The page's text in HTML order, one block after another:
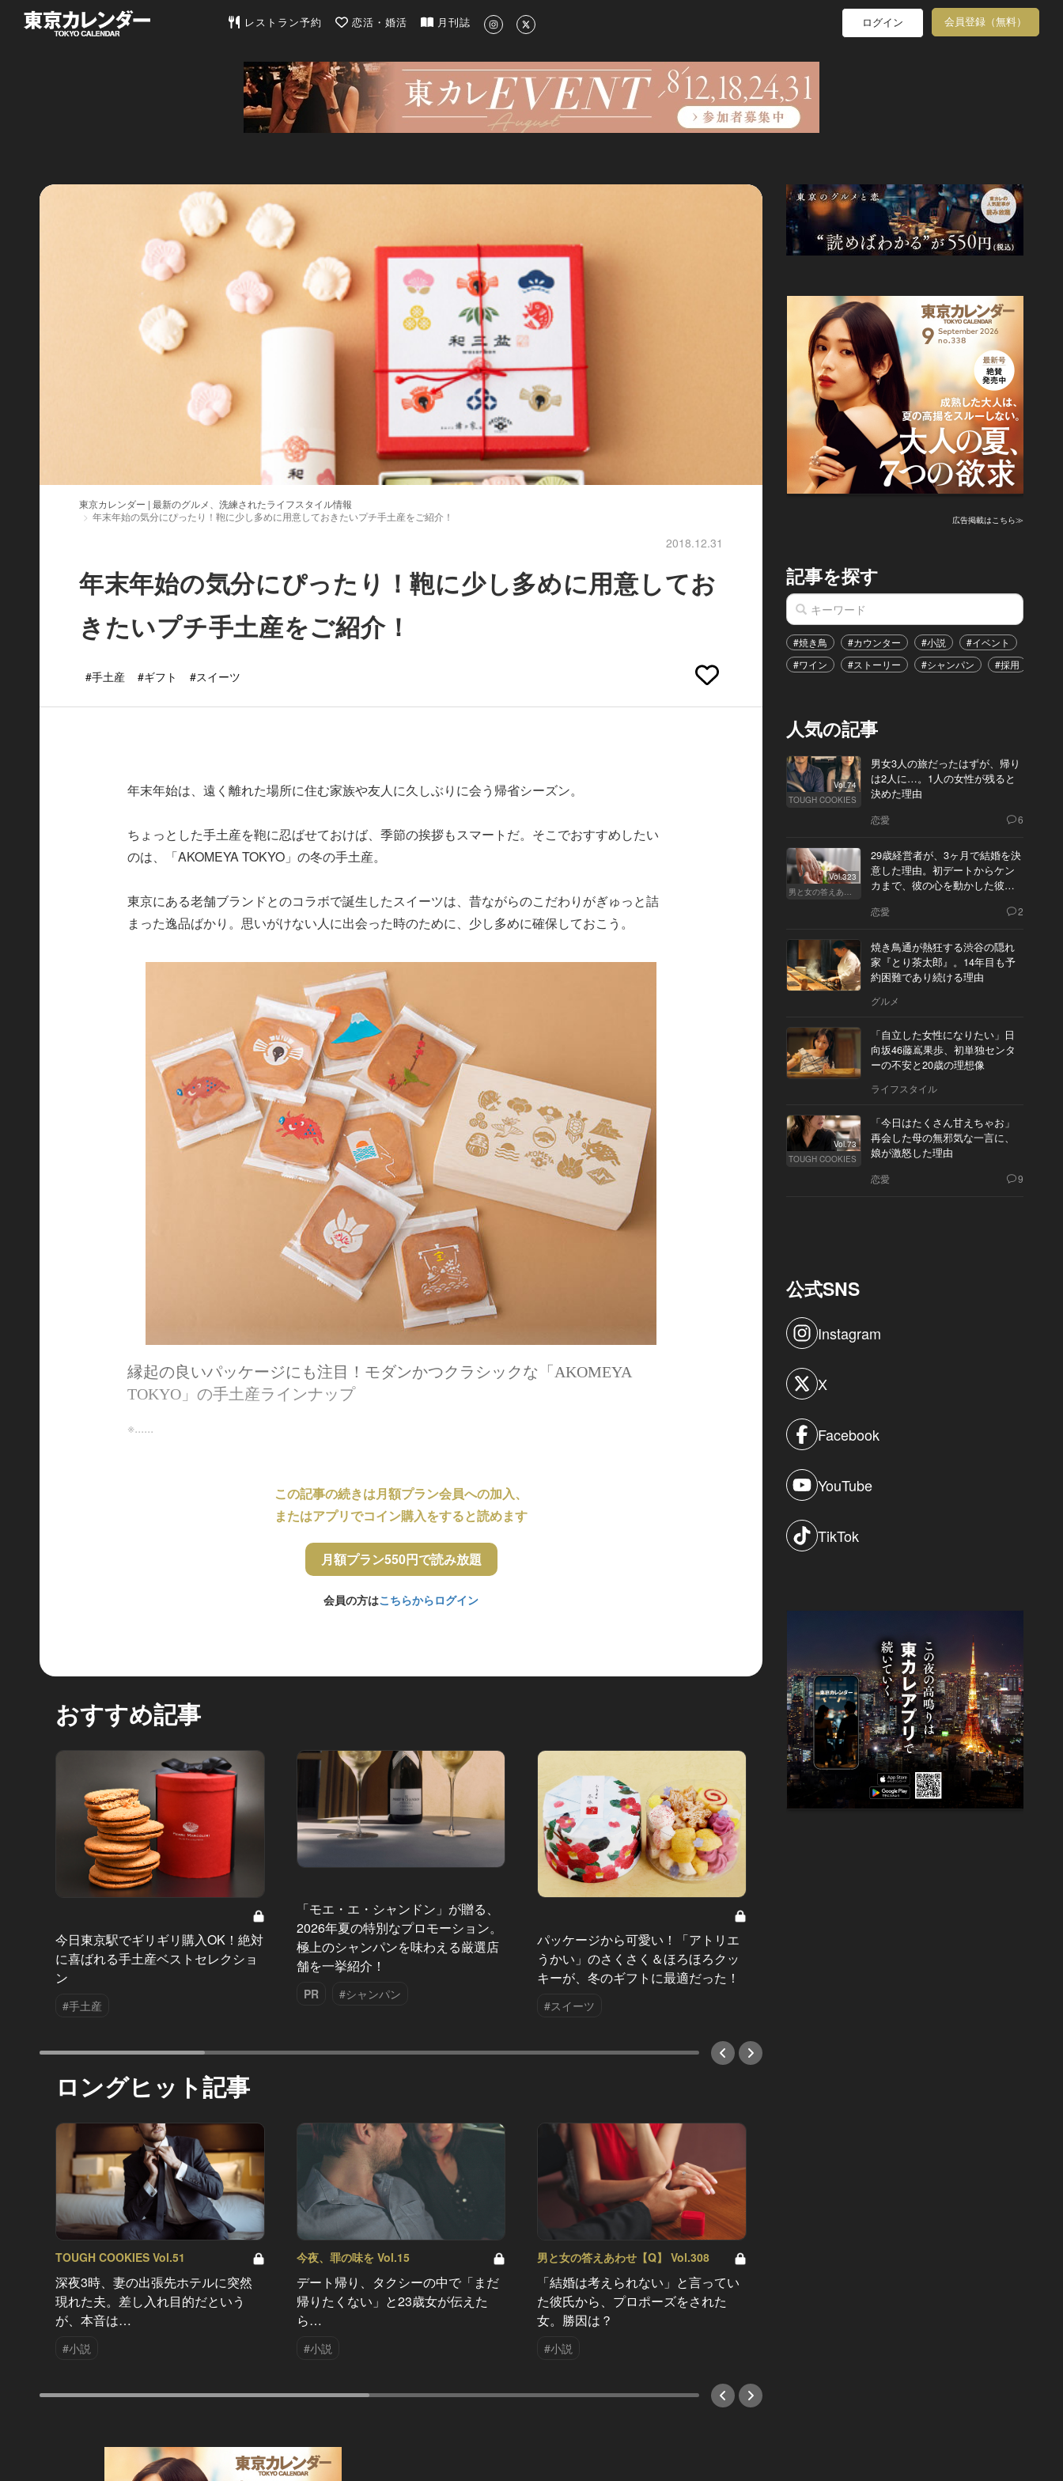
東京カレンダー | 最新のグルメ、洗練されたライフスタイル情報
レストラン予約 恋活・婚活 月刊誌 ログイン 会員登録（無料）
東京カレンダー | 最新のグルメ、洗練されたライフスタイル情報
年末年始の気分にぴったり！鞄に少し多めに用意しておきたいプチ手土産をご紹介！
2018.12.31
年末年始の気分にぴったり！鞄に少し多めに用意してお
きたいプチ手土産をご紹介！
#手土産 #ギフト #スイーツ
年末年始は、遠く離れた場所に住む家族や友人に久しぶりに会う帰省シーズン。
ちょっとした手土産を鞄に忍ばせておけば、季節の挨拶もスマートだ。そこでおすすめしたい
のは、「AKOMEYA TOKYO」の冬の手土産。
東京にある老舗ブランドとのコラボで誕生したスイーツは、昔ながらのこだわりがぎゅっと詰
まった逸品ばかり。思いがけない人に出会った時のために、少し多めに確保しておこう。
縁起の良いパッケージにも注目！モダンかつクラシックな「AKOMEYA
TOKYO」の手土産ラインナップ
※......
この記事の続きは月額プラン会員への加入、
またはアプリでコイン購入をすると読めます
月額プラン550円で読み放題
会員の方はこちらからログイン
おすすめ記事
今日東京駅でギリギリ購入OK！絶対
に喜ばれる手土産ベストセレクショ
ン
#手土産
「モエ・エ・シャンドン」が贈る、
2026年夏の特別なプロモーション。
極上のシャンパンを味わえる厳選店
舗を一挙紹介！
PR #シャンパン
パッケージから可愛い！「アトリエ
うかい」のさくさく＆ほろほろクッ
キーが、冬のギフトに最適だった！
#スイーツ
ロングヒット記事
TOUGH COOKIES Vol.51
深夜3時、妻の出張先ホテルに突然
現れた夫。差し入れ目的だという
が、本音は…
#小説
今夜、罪の味を Vol.15
デート帰り、タクシーの中で「まだ
帰りたくない」と23歳女が伝えた
ら…
#小説
男と女の答えあわせ【Q】 Vol.308
「結婚は考えられない」と言ってい
た彼氏から、プロポーズをされた
女。勝因は？
#小説
広告掲載はこちら≫
記事を探す
#焼き鳥 #カウンター #小説 #イベント
#ワイン
#ストーリー #シャンパン #採用
人気の記事
Vol.74
TOUGH COOKIES
男女3人の旅だったはずが、帰り
は2人に…。1人の女性が残ると
決めた理由
恋愛 6
Vol.323
男と女の答えあわせ【Q】
29歳経営者が、3ヶ月で結婚を決
意した理由。初デートからケン
カまで、彼の心を動かした彼女
恋愛 2
焼き鳥通が熱狂する渋谷の隠れ
家『とり茶太郎』。14年目も予
約困難であり続ける理由
グルメ
「自立した女性になりたい」日
向坂46藤嶌果歩、初単独センタ
ーの不安と20歳の理想像
ライフスタイル
Vol.73
TOUGH COOKIES
「今日はたくさん甘えちゃお」
再会した母の無邪気な一言に、
娘が激怒した理由
恋愛 9
公式SNS
Instagram
X
Facebook
YouTube
TikTok